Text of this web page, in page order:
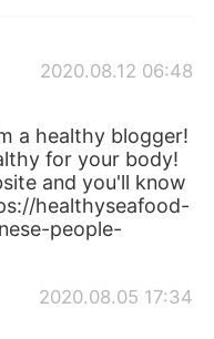
2020.08.12 06:48
a healthy blogger!
for your body!
and you'll know
healthyseafood-
people-
2020.08.05 17:34